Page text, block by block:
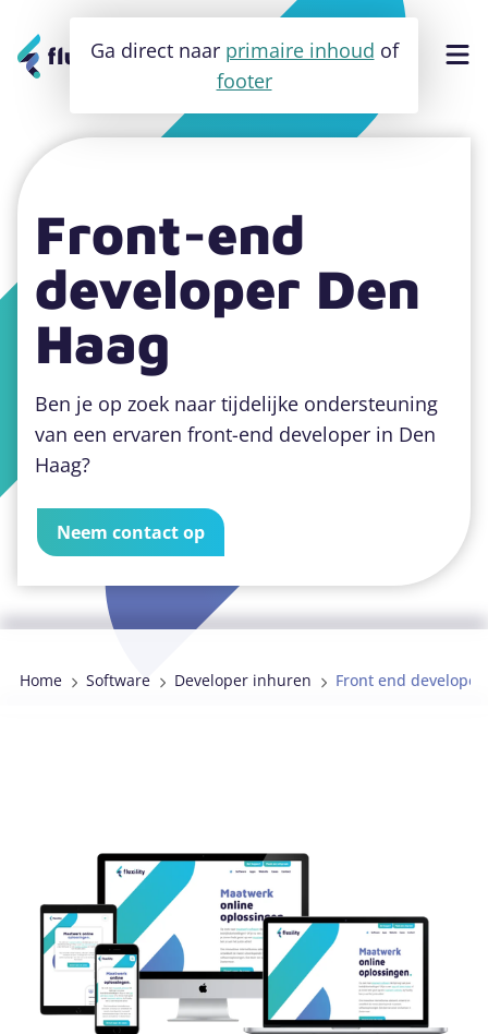
Ga direct naar primaire inhoud of
footer
Apps
Websites
Cases
Over ons
Contact
DigiGO projecten
Zoeken
Front-end
developer Den
Haag
Ben je op zoek naar tijdelijke ondersteuning
van een ervaren front-end developer in Den
Haag?
Neem contact op
Home Software Developer inhuren